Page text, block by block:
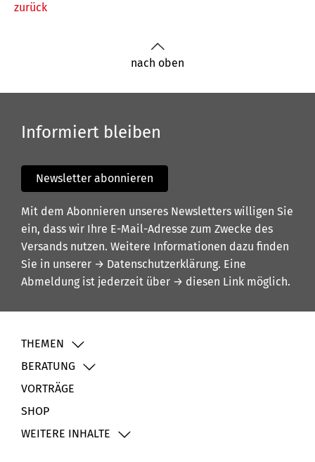
zurück
nach oben
Informiert bleiben
Newsletter abonnieren
Mit dem Abonnieren unseres Newsletters willigen Sie
ein, dass wir Ihre E-Mail-Adresse zum Zwecke des
Versands nutzen. Weitere Informationen dazu finden
Sie in unserer → Datenschutzerklärung. Eine
Abmeldung ist jederzeit über → diesen Link möglich.
THEMEN
BERATUNG
VORTRÄGE
SHOP
WEITERE INHALTE